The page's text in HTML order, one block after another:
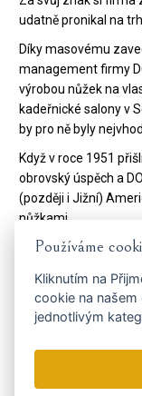
udatně pronikal na
Díky masovému
management firmy
výrobou nůžek na
kadeřnické salony v
by pro ně byly
Když v roce 1951
obrovský úspěch a
(později i Jižní)
nůžkami.
Díky úspěchu s
celosvětový úspěch
zejména v Rusku a
vyrobené v
Používáme
Kliknutím na
cookie na našem e-shopu.
jednotlivým